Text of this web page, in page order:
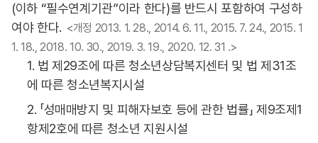
(이하 “필수연계기관”이라 한다)를 반드시 포함하여 구성하
여야 한다. <개정 2013. 1. 28., 2014. 6. 11., 2015. 7. 24., 2015. 1
1. 18., 2018. 10. 30., 2019. 3. 19., 2020. 12. 31 .>
1. 법 제29조에 따른 청소년상담복지센터 및 법 제31조
에 따른 청소년복지시설
2. 「성매매방지 및 피해자보호 등에 관한 법률」 제9조제1
항제2호에 따른 청소년 지원시설